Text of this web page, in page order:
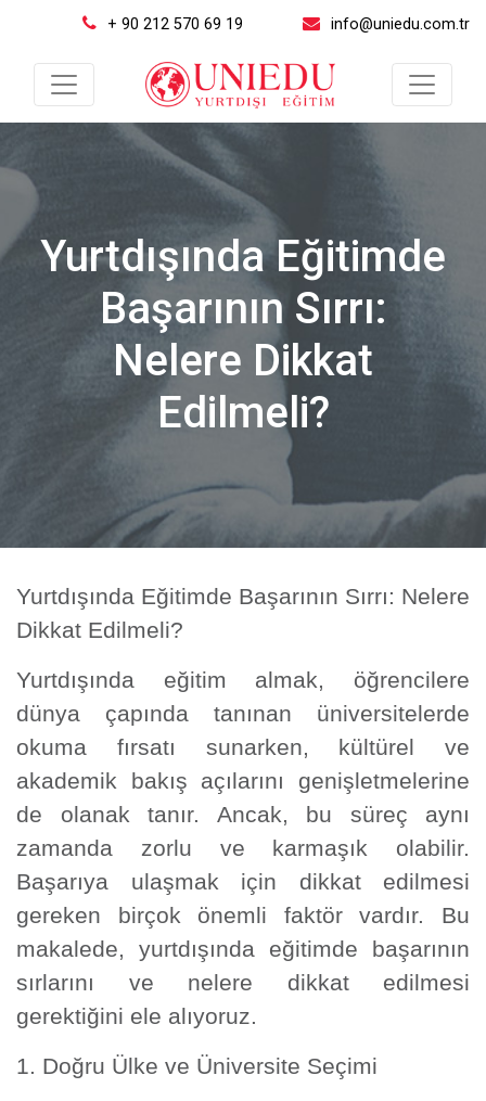
+ 90 212 570 69 19 info@uniedu.com.tr
Yurtdışında Eğitimde
Başarının Sırrı:
Nelere Dikkat
Edilmeli?
Yurtdışında Eğitimde Başarının Sırrı: Nelere
Dikkat Edilmeli?
Yurtdışında eğitim almak, öğrencilere
dünya çapında tanınan üniversitelerde
okuma fırsatı sunarken, kültürel ve
akademik bakış açılarını genişletmelerine
de olanak tanır. Ancak, bu süreç aynı
zamanda zorlu ve karmaşık olabilir.
Başarıya ulaşmak için dikkat edilmesi
gereken birçok önemli faktör vardır. Bu
makalede, yurtdışında eğitimde başarının
sırlarını ve nelere dikkat edilmesi
gerektiğini ele alıyoruz.
1. Doğru Ülke ve Üniversite Seçimi